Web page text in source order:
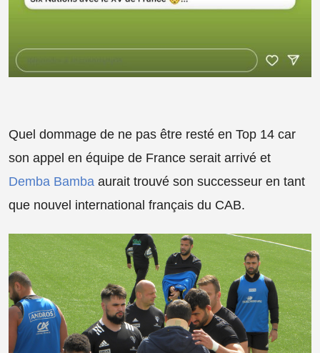
Quel dommage de ne pas être resté en Top 14 car
son appel en équipe de France serait arrivé et
Demba Bamba aurait trouvé son successeur en tant
que nouvel international français du CAB.